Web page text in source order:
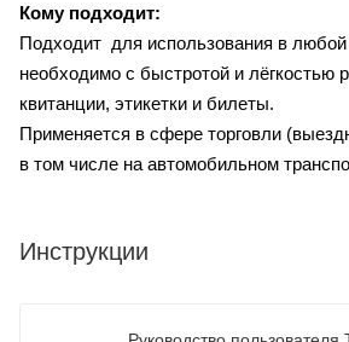
Кому подходит:
Подходит для использования в любой
необходимо с быстротой и лёгкостью
квитанции, этикетки и билеты.
Применяется в сфере торговли
в том числе на автомобильном
Инструкции